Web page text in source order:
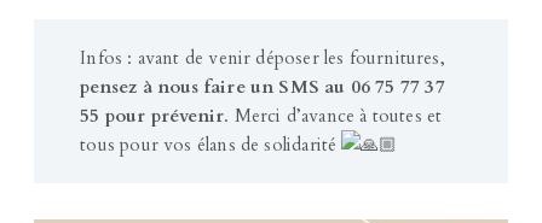
Infos : avant de venir déposer les fournitures,
pensez à nous faire un SMS au 06 75 77 37
55 pour prévenir. Merci d’avance à toutes et
tous pour vos élans de solidarité